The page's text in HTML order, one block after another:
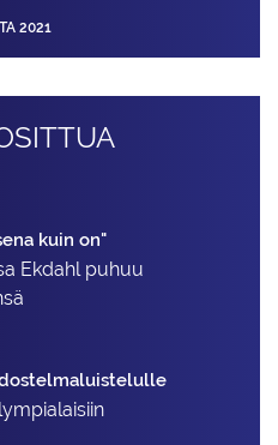
2021
kuin on"
Ekdahl puhuu